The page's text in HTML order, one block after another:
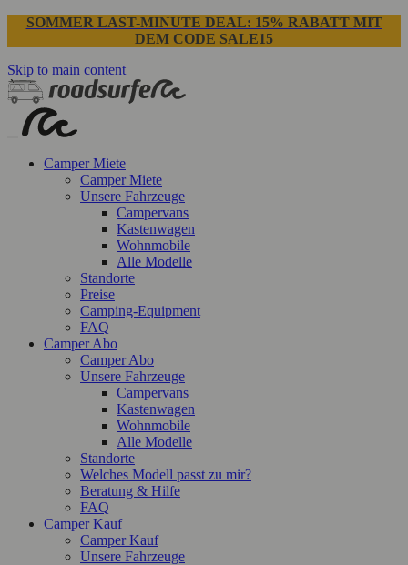
SOMMER LAST-MINUTE DEAL: 15% RABATT MIT
DEM CODE SALE15
Skip to main content
Camper Miete
Camper Miete
Unsere Fahrzeuge
Campervans
Kastenwagen
Wohnmobile
Alle Modelle
Standorte
Preise
Camping-Equipment
FAQ
Camper Abo
Camper Abo
Unsere Fahrzeuge
Campervans
Kastenwagen
Wohnmobile
Alle Modelle
Standorte
Welches Modell passt zu mir?
Beratung & Hilfe
FAQ
Camper Kauf
Camper Kauf
Unsere Fahrzeuge